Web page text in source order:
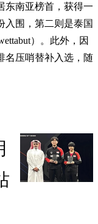
东南亚榜首，获得一
入围，第二则是泰国
）。此外，因
名压哨替补入选，随